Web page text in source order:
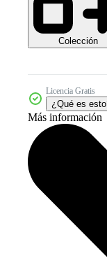
Colección
Licencia Gratis
¿Qué es
Más información